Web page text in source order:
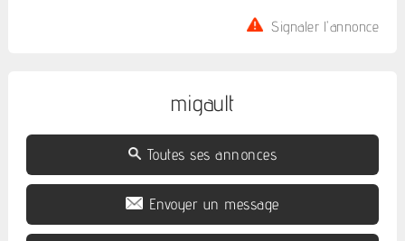
Signaler l'annonce
migault
Toutes ses annonces
Envoyer un message